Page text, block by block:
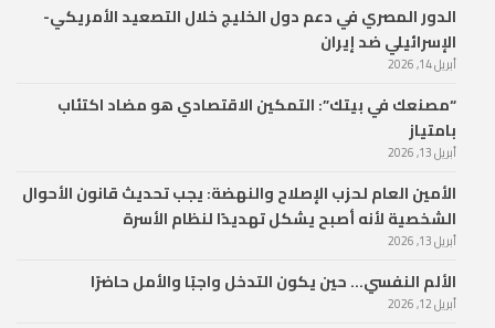
الدور المصري في دعم دول الخليج خلال التصعيد الأمريكي-
الإسرائيلي ضد إيران
أبريل 14, 2026
“مصنعك في بيتك”: التمكين الاقتصادي هو مضاد اكتئاب
بامتياز
أبريل 13, 2026
الأمين العام لحزب الإصلاح والنهضة: يجب تحديث قانون الأحوال
الشخصية لأنه أصبح يشكل تهديدًا لنظام الأسرة
أبريل 13, 2026
الألم النفسي… حين يكون التدخل واجبًا والأمل حاضرًا
أبريل 12, 2026